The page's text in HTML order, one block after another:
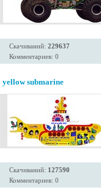
Скачиваний: 229637
Комментариев: 0
yellow submarine
Скачиваний: 127590
Комментариев: 0